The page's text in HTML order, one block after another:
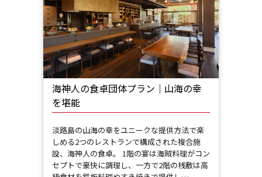
海神人の食卓団体プラン｜山海の幸
を堪能
淡路島の山海の幸をユニークな提供方法で楽
しめる2つのレストランで構成された複合施
設、海神人の食卓。 1階の宴は海賊料理がコン
セプトで豪快に調理し、一方で2階の桟敷は高